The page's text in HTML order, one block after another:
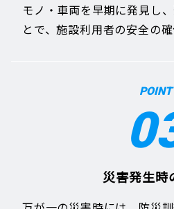
モノ・車両を早期に発見し
とで、施設利用者の安全の確
POINT
災害発生時